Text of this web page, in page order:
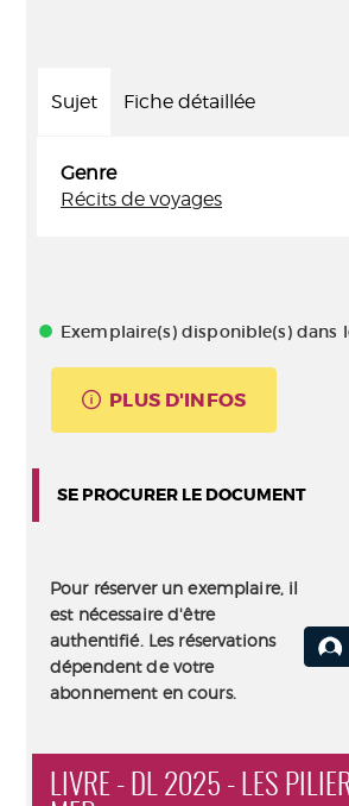
Sujet Fiche détaillée
Genre
Récits de voyages
Exemplaire(s) disponible(s) dans
PLUS D'INFOS
SE PROCURER LE DOCUMENT
Pour réserver un exemplaire, il
est nécessaire d'être
authentifié. Les réservations
dépendent de votre
abonnement en cours.
LIVRE - DL 2025 - LES